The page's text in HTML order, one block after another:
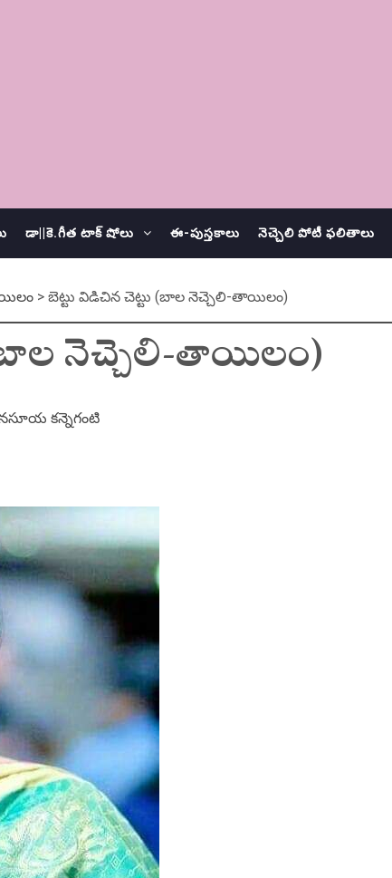
డా||కె.గీత టాక్ షోలు ఈ-పుస్తకాలు నెచ్చెలి పోటీ ఫలితాలు
> బెట్టు విడిచిన చెట్టు (బాల నెచ్చెలి-తాయిలం)
(బాల నెచ్చెలి-తాయిలం)
కన్నెగంటి